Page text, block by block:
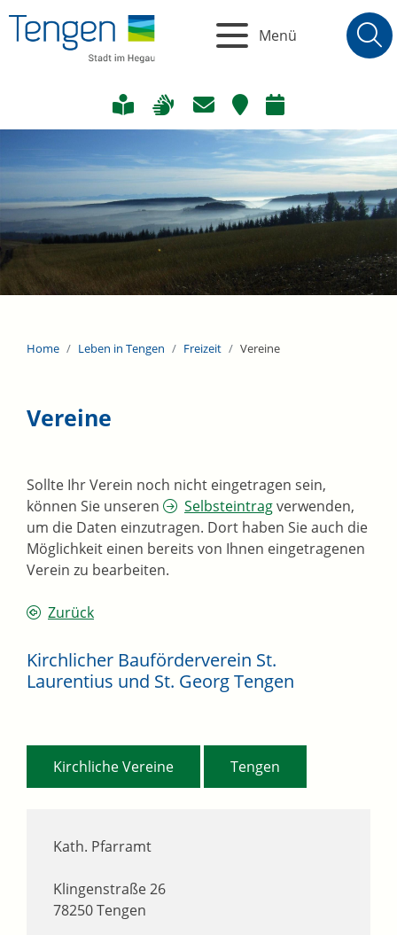
Menü
Home Leben in Tengen Freizeit Vereine
Vereine
Sollte Ihr Verein noch nicht eingetragen sein,
können Sie unseren
Selbsteintragverwenden,
um die Daten einzutragen. Dort haben Sie auch die
Möglichkeit einen bereits von Ihnen eingetragenen
Verein zu bearbeiten.
Zurück
Kirchlicher Bauförderverein St.
Laurentius und St. Georg Tengen
Kath. Pfarramt
Klingenstraße 26
78250Tengen
Kirchliche Vereine Tengen